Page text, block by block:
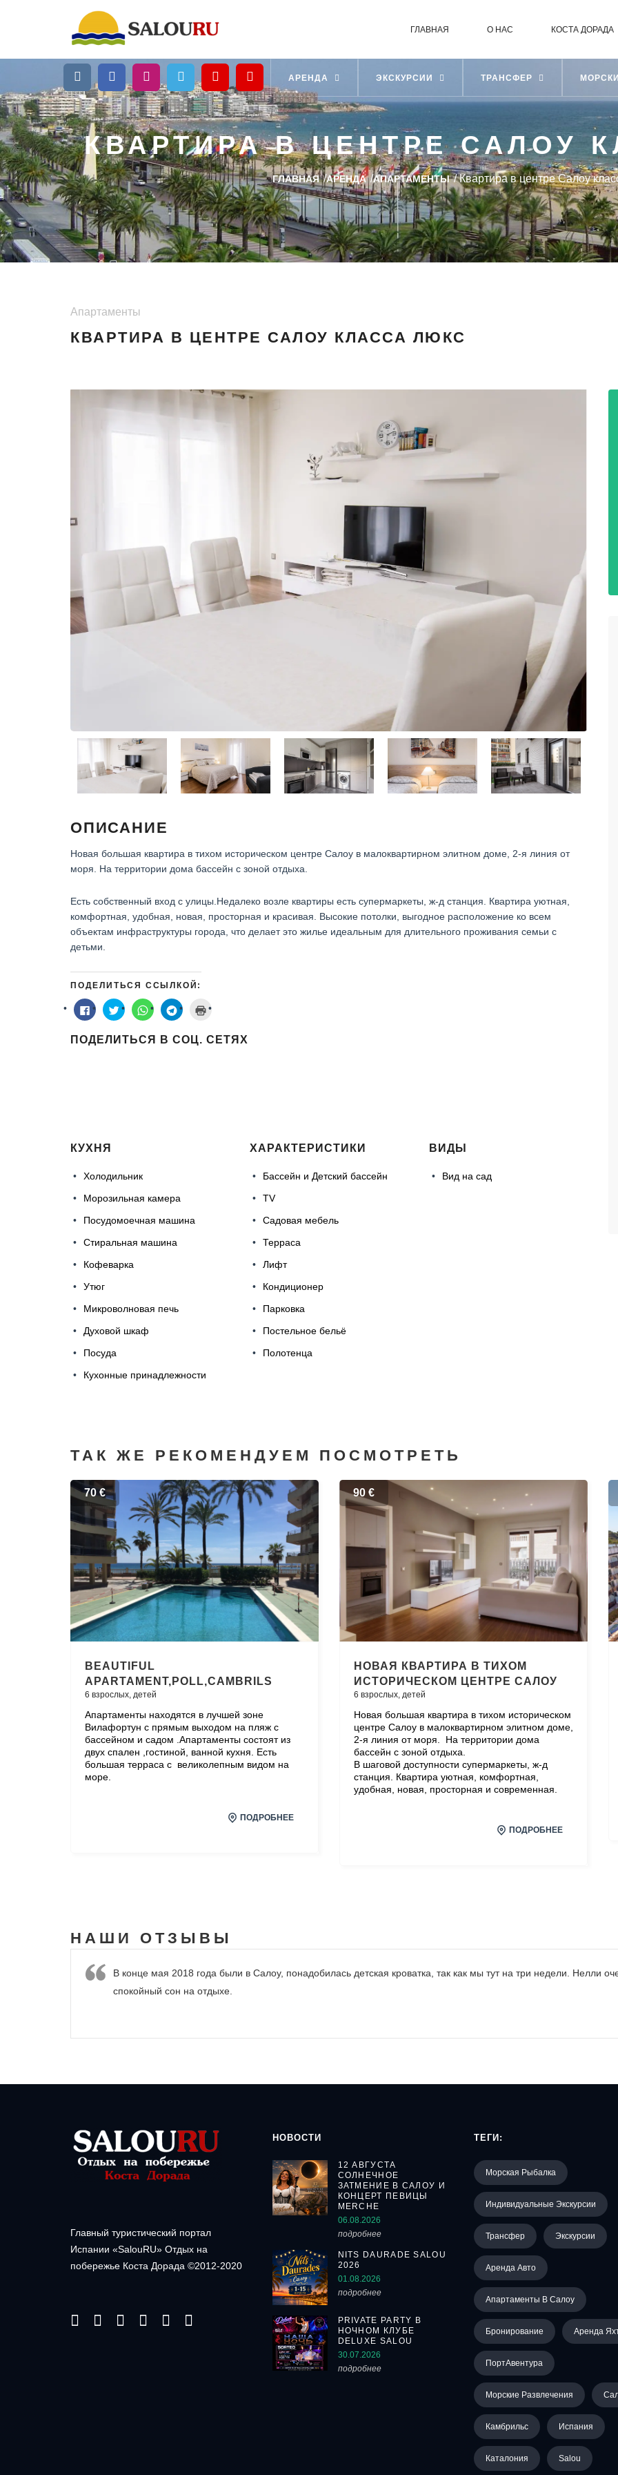
ГЛАВНАЯ О НАС КОСТА ДОРАДА
КВАРТИРА В ЦЕНТРЕ САЛОУ
ГЛАВНАЯ/АРЕНДА/АПАРТАМЕНТЫ/Квартира в центре Салоу
АРЕНДА ЭКСКУРСИИ ТРАНСФЕР
Апартаменты
КВАРТИРА В ЦЕНТРЕ САЛОУ КЛАССА ЛЮКС
ОПИСАНИЕ
Новая большая квартира в тихом историческом центре Салоу в малоквартирном элитном доме, 2-я линия от
моря. На территории дома бассейн с зоной отдыха.
Есть собственный вход с улицы.Недалеко возле квартиры есть супермаркеты, ж-д станция. Квартира уютная,
комфортная, удобная, новая, просторная и красивая. Высокие потолки, выгодное расположение ко всем
объектам инфраструктуры города, что делает это жилье идеальным для длительного проживания семьи с
детьми.
ПОДЕЛИТЬСЯ ССЫЛКОЙ:
Нажмите
здесь,
чтобы
контентом
на
Нажмите,
чтобы
поделиться
Twitter
Нажмите,
чтобы
поделиться
WhatsApp
(Открывается
Нажмите,
чтобы
Telegram
(Открывается
Нажмите
в
ПОДЕЛИТЬСЯ В СОЦ. СЕТЯХ
КУХНЯ
Холодильник
Морозильная камера
Посудомоечная машина
Стиральная машина
Кофеварка
Утюг
Микроволновая печь
Духовой шкаф
Посуда
Кухонные принадлежности
ХАРАКТЕРИСТИКИ
Бассейн и Детский бассейн
TV
Садовая мебель
Терраса
Лифт
Кондиционер
Парковка
Постельное бельё
Полотенца
ВИДЫ
Вид на сад
ТАК ЖЕ РЕКОМЕНДУЕМ ПОСМОТРЕТЬ
70 €
BEAUTIFUL
APARTAMENT,POLL,CAMBRILS
6 взрослых, детей
Апартаменты находятся в лучшей зоне
Вилафортун с прямым выходом на пляж с
бассейном и садом .Апартаменты состоят из
двух спален ,гостиной, ванной кухня. Есть
большая терраса с великолепным видом на
море.
ПОДРОБНЕЕ
90 €
НОВАЯ КВАРТИРА В ТИХОМ
ИСТОРИЧЕСКОМ ЦЕНТРЕ САЛОУ
6 взрослых, детей
Новая большая квартира в тихом историческом
центре Салоу в малоквартирном элитном доме,
2-я линия от моря. На территории дома
бассейн с зоной отдыха.
В шаговой доступности супермаркеты, ж-д
станция. Квартира уютная, комфортная,
удобная, новая, просторная и современная.
ПОДРОБНЕЕ
НАШИ ОТЗЫВЫ
В конце мая 2018 года были в Салоу, понадобилась детская кроватка, так как мы тут на три недели. Нелли
спокойный сон на отдыхе.
Главный туристический портал
Испании «SalouRU» Отдых на
побережье Коста Дорада ©2012-2020
НОВОСТИ
12 АВГУСТА
СОЛНЕЧНОЕ
ЗАТМЕНИЕ В САЛОУ И
КОНЦЕРТ ПЕВИЦЫ
MERCHE
06.08.2026
подробнее
NITS DAURADE SALOU
2026
01.08.2026
подробнее
PRIVATE PARTY В
НОЧНОМ КЛУБЕ
DELUXE SALOU
30.07.2026
подробнее
ТЕГИ:
Морская Рыбалка
Индивидуальные Экскурсии
Трансфер Экскурсии
Аренда Авто
Апартаменты В Салоу
Бронирование Аренда
ПортАвентура
Морские Развлечения
Камбрильс Испания
Каталония Salou